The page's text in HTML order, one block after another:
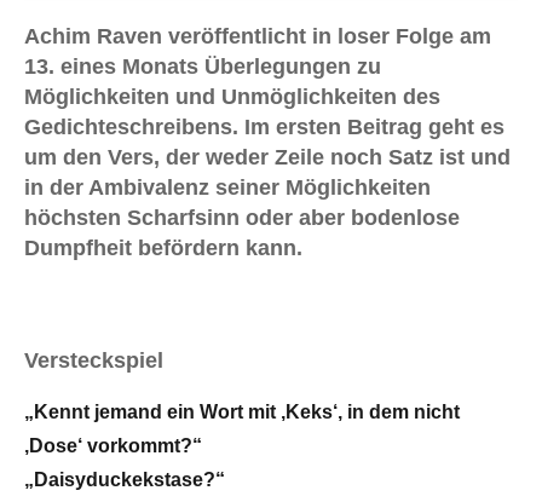
Achim Raven veröffentlicht in loser Folge am
13. eines Monats Überlegungen zu
Möglichkeiten und Unmöglichkeiten des
Gedichteschreibens. Im ersten Beitrag geht es
um den Vers, der weder Zeile noch Satz ist und
in der Ambivalenz seiner Möglichkeiten
höchsten Scharfsinn oder aber bodenlose
Dumpfheit befördern kann.
Versteckspiel
„Kennt jemand ein Wort mit ‚Keks‘, in dem nicht
‚Dose‘ vorkommt?“
„Daisyduckekstase?“